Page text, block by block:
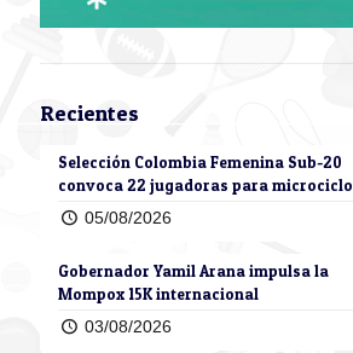
Recientes
Selección Colombia Femenina Sub-20
convoca 22 jugadoras para microciclo
05/08/2026
Gobernador Yamil Arana impulsa la
Mompox 15K internacional
03/08/2026